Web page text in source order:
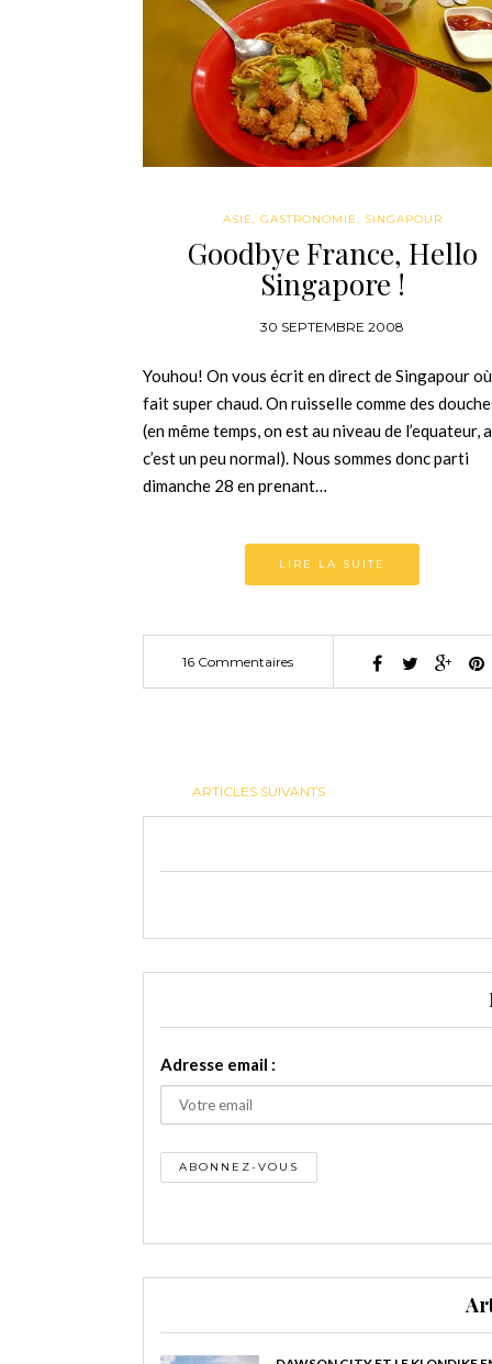
ASIE, GASTRONOMIE, SINGAPOUR
Goodbye France, Hello
Singapore !
30 SEPTEMBRE 2008
Youhou! On vous écrit en direct de Singapour
fait super chaud. On ruisselle comme des
(en même temps, on est au niveau de l’equateur,
c’est un peu normal). Nous sommes donc parti
dimanche 28 en prenant…
LIRE LA SUITE
16 Commentaires
ARTICLES SUIVANTS
Adresse email :